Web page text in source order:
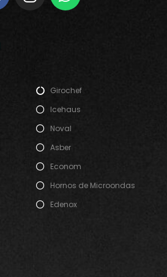
Girochef
Icehaus
Noval
Asber
Econom
Hornos de Microondas
Edenox